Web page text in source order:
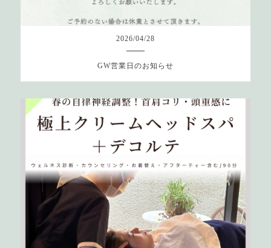
2026/04/28
GW営業日のお知らせ